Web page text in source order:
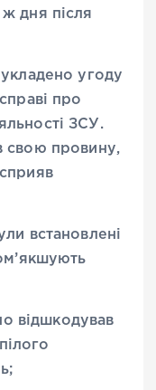
дня після
укладено угоду
про
ЗСУ.
свою провину,
встановлені
відшкодував